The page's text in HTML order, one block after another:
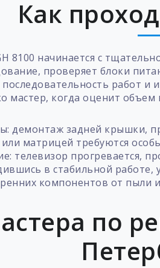
Как
8100 начинается с
проверяет блоки
работ
мастер, когда оценит
демонтаж задней крышки,
матрицей требуются
телевизор
в стабильной
компонентов от пыли
по